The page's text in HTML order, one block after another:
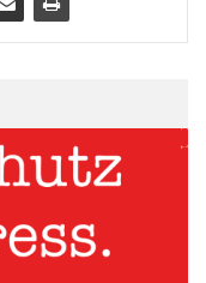
auch die anderen
in der Nationalflagge
zugleich aber auch für
Erde und estnischen
der Natur und